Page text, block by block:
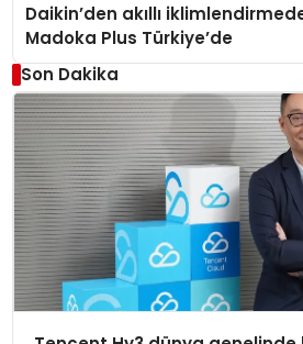
Daikin’den akıllı
Madoka Plus Türkiye’de
Son Dakika